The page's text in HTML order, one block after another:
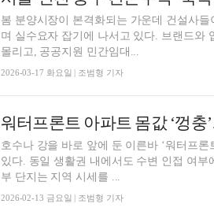
봄 분양시장이 본격화되는 가운데 건설사
며 실수요자 잡기에 나서고 있다. 브랜드와
몰리고, 공공지원 민간임대...
2026-03-17 화요일 | 조범형 기자
호수나 강을 바로 앞에 둔 이른바 ‘워터프
있다. 동일 생활권 내에서도 수변 인접 여
부 단지는 지역 시세를 ...
2026-02-13 금요일 | 조범형 기자